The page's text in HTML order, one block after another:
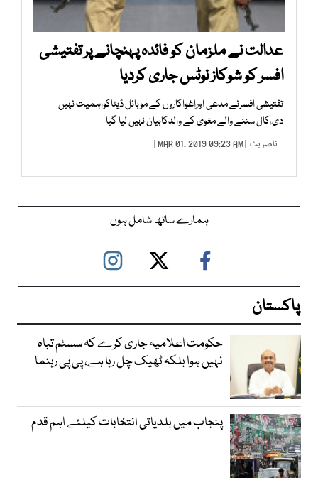
عدالت نے ملزمان کو فائدہ پہنچانے پر تفتیشی
افسر کو شوکاز نوٹس جاری کردیا
تفتیشی افسرنے مدعی اوراغواکاروں کے موبائل ڈیٹاکواہمیت نہیں
دی،کال سننے والے مغوی کے والدکابیان نہیں لیا گیا
ناصر بٹ | MAR 01, 2019 09:23 AM |
ہمارے ساتھ شامل ہوں
پاکستان
حکومت اعلامیہ جاری کرے کہ سسٹم تباہ
نہیں ہوا بلکہ ٹھیک چل رہا ہے، پی پی رہنما
پنجاب میں بلدیاتی انتخابات کیلئے اہم قدم